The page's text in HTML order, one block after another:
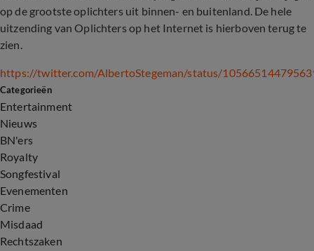
op de grootste oplichters uit binnen- en buitenland. De hele
uitzending van Oplichters op het Internet is hierboven terug te
zien.
https://twitter.com/AlbertoStegeman/status/
Categorieën
Entertainment
Nieuws
BN'ers
Royalty
Songfestival
Evenementen
Crime
Misdaad
Rechtszaken